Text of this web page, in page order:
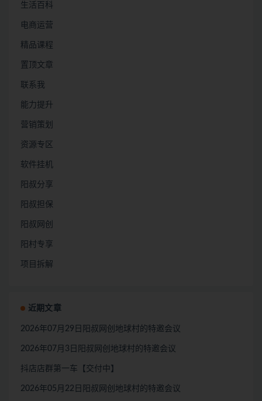
生活百科
电商运营
精品课程
置顶文章
联系我
能力提升
营销策划
资源专区
软件挂机
阳叔分享
阳叔担保
阳叔网创
阳村专享
项目拆解
近期文章
2026年07月29日阳叔网创地球村的特邀会议
2026年07月3日阳叔网创地球村的特邀会议
抖店店群第一车【交付中】
2026年05月22日阳叔网创地球村的特邀会议